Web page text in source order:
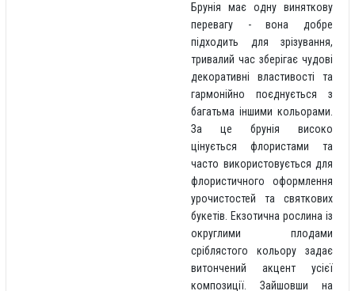
Брунія має одну виняткову
перевагу - вона добре
підходить для зрізування,
тривалий час зберігає чудові
декоративні властивості та
гармонійно поєднується з
багатьма іншими кольорами.
За це брунія високо
цінується флористами та
часто використовується для
флористичного оформлення
урочистостей та святкових
букетів. Екзотична рослина із
округлими плодами
сріблястого кольору задає
витончений акцент усієї
композиції. Зайшовши на